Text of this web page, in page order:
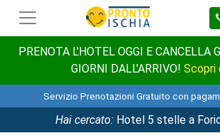
PRENOTA L'HOTEL OGGI E CANCELLA
GIORNI DALL'ARRIVO! Scopri
Servizio Prenotazioni Gratuito con
Hai cercato: Hotel 5 stelle a